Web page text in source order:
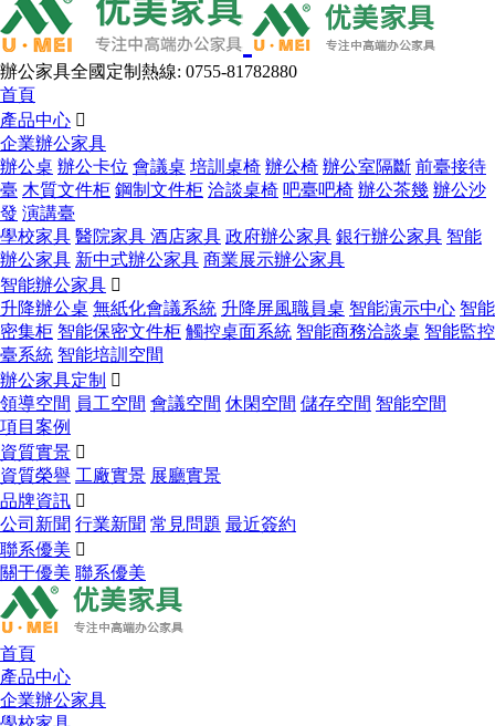
辦公家具全國定制熱線: 0755-81782880
首頁
產品中心 
企業辦公家具
辦公桌 辦公卡位 會議桌 培訓桌椅 辦公椅 辦公室隔斷 前臺接待
臺 木質文件柜 鋼制文件柜 洽談桌椅 吧臺吧椅 辦公茶幾 辦公沙
發 演講臺
學校家具 醫院家具 酒店家具 政府辦公家具 銀行辦公家具 智能
辦公家具 新中式辦公家具 商業展示辦公家具
智能辦公家具 
升降辦公桌 無紙化會議系統 升降屏風職員桌 智能演示中心 智能
密集柜 智能保密文件柜 觸控桌面系統 智能商務洽談桌 智能監控
臺系統 智能培訓空間
辦公家具定制 
領導空間 員工空間 會議空間 休閑空間 儲存空間 智能空間
項目案例
資質實景 
資質榮譽 工廠實景 展廳實景
品牌資訊 
公司新聞 行業新聞 常見問題 最近簽約
聯系優美 
關于優美 聯系優美
首頁
產品中心
企業辦公家具